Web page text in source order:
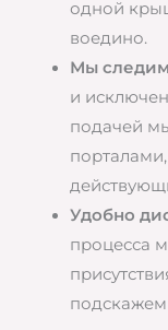
одной
воедино.
Мы
и
подачей
Удобно
процесса